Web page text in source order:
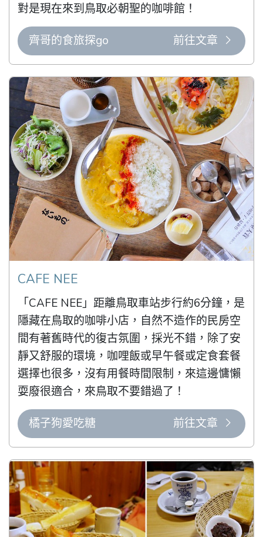
對是現在來到鳥取必朝聖的咖啡館！
齊哥的食旅探go 前往文章
CAFE NEE
「CAFE NEE」距離鳥取車站步行約6分鐘，是
隱藏在鳥取的咖啡小店，自然不造作的民房空
間有著舊時代的復古氛圍，採光不錯，除了安
靜又舒服的環境，咖哩飯或早午餐或定食套餐
選擇也很多，沒有用餐時間限制，來這邊慵懶
耍廢很適合，來鳥取不要錯過了！
橘子狗愛吃糖 前往文章